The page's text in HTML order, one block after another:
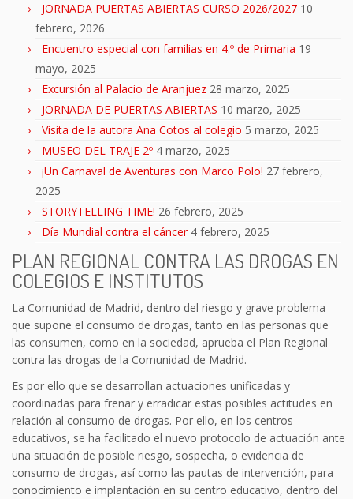
JORNADA PUERTAS ABIERTAS CURSO 2026/2027 10
febrero, 2026
Encuentro especial con familias en 4.º de Primaria 19
mayo, 2025
Excursión al Palacio de Aranjuez 28 marzo, 2025
JORNADA DE PUERTAS ABIERTAS 10 marzo, 2025
Visita de la autora Ana Cotos al colegio 5 marzo, 2025
MUSEO DEL TRAJE 2º 4 marzo, 2025
¡Un Carnaval de Aventuras con Marco Polo! 27 febrero,
2025
STORYTELLING TIME! 26 febrero, 2025
Día Mundial contra el cáncer 4 febrero, 2025
PLAN REGIONAL CONTRA LAS DROGAS EN
COLEGIOS E INSTITUTOS
La Comunidad de Madrid, dentro del riesgo y grave problema
que supone el consumo de drogas, tanto en las personas que
las consumen, como en la sociedad, aprueba el Plan Regional
contra las drogas de la Comunidad de Madrid.
Es por ello que se desarrollan actuaciones unificadas y
coordinadas para frenar y erradicar estas posibles actitudes en
relación al consumo de drogas. Por ello, en los centros
educativos, se ha facilitado el nuevo protocolo de actuación ante
una situación de posible riesgo, sospecha, o evidencia de
consumo de drogas, así como las pautas de intervención, para
conocimiento e implantación en su centro educativo, dentro del